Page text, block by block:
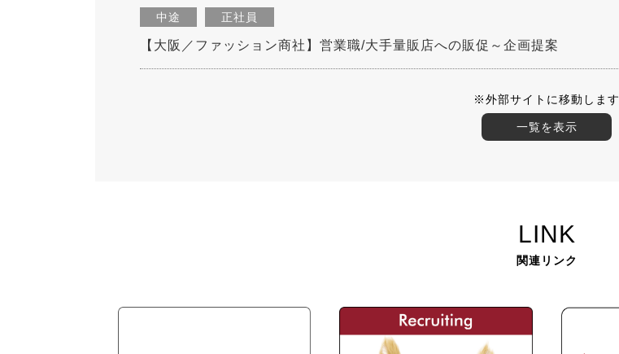
中途 正社員
【大阪／ファッション商社】営業職/大手量販店への販促～企画提案
※外部サイトに移動します
一覧を表示
LINK
関連リンク